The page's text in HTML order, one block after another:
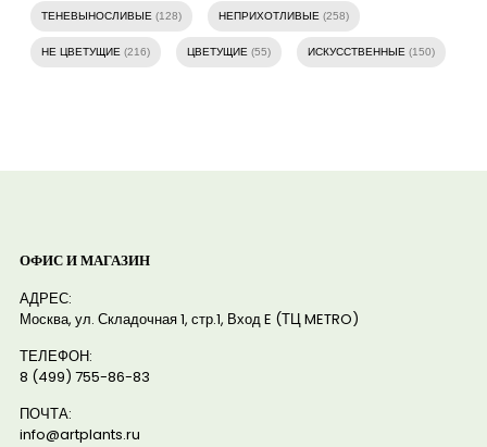
ТЕНЕВЫНОСЛИВЫЕ (128) НЕПРИХОТЛИВЫЕ (258)
НЕ ЦВЕТУЩИЕ (216) ЦВЕТУЩИЕ (55) ИСКУССТВЕННЫЕ (150)
ОФИС И МАГАЗИН
АДРЕС:
Москва, ул. Складочная 1, стр.1, Вход E (ТЦ METRO)
ТЕЛЕФОН:
8 (499) 755-86-83
ПОЧТА:
info@artplants.ru